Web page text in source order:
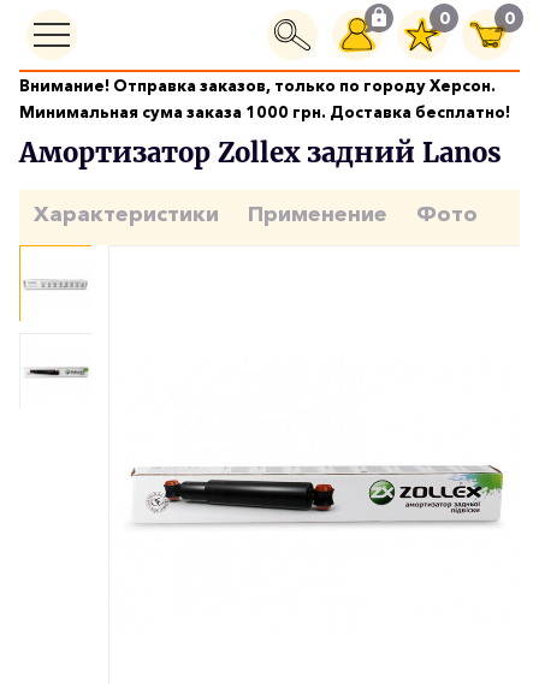
0 0
Внимание! Отправка заказов, только по городу Херсон.
Минимальная сума заказа 1000 грн. Доставка бесплатно!
Ходовая часть Амортизатор Zollex задний Lanos
Амортизатор Zollex задний Lanos
Характеристики Применение Фото